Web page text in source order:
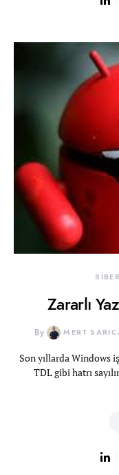
Zararlı
By MERT
Son yıllarda Windows
TDL gibi hatrı